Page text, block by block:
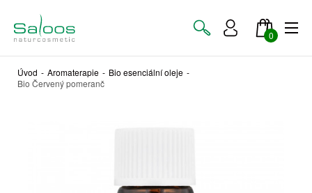
0
Úvod - Aromaterapie - Bio esenciální oleje -
Bio Červený pomeranč